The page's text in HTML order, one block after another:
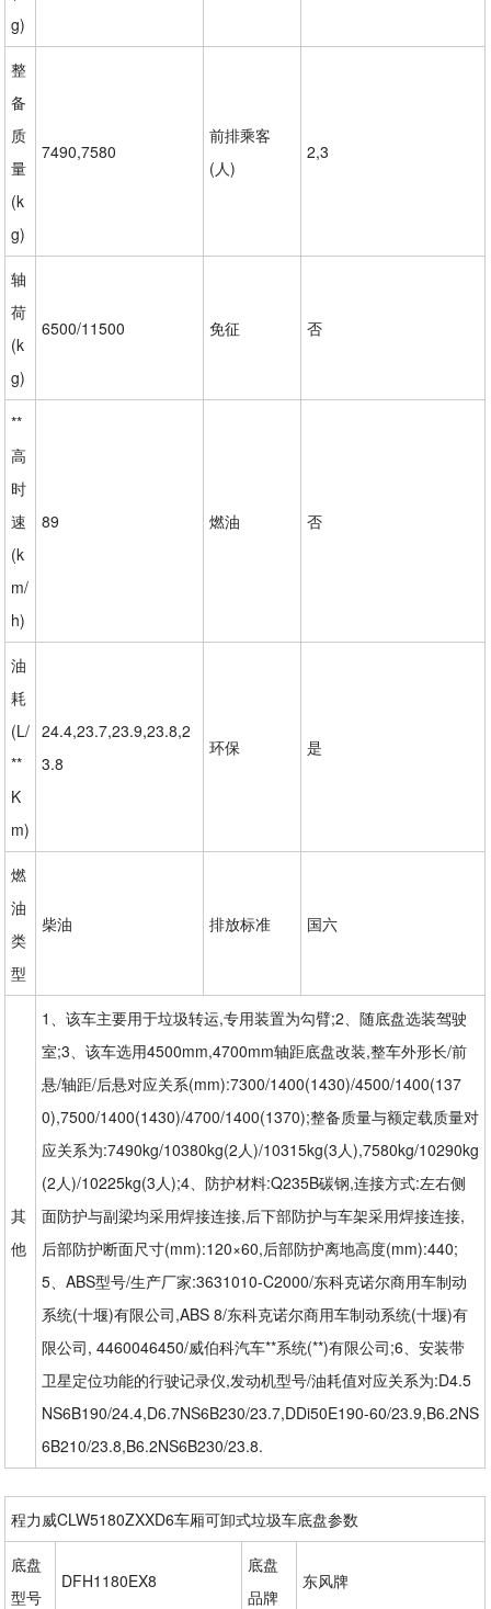
g)
整
备
质
量
(k
g)
7490,7580
前排乘客
(人)
2,3
轴
荷
(k
g)
6500/11500 免征 否
**
高
时
速
(k
m/
h)
89 燃油 否
油
耗
(L/
**
K
m)
24.4,23.7,23.9,23.8,2
3.8
环保 是
燃
油
类
型
柴油 排放标准 国六
其
他
1、该车主要用于垃圾转运,专用装置为勾臂;2、随底盘选装驾驶
室;3、该车选用4500mm,4700mm轴距底盘改装,整车外形长/前
悬/轴距/后悬对应关系(mm):7300/1400(1430)/4500/1400(137
0),7500/1400(1430)/4700/1400(1370);整备质量与额定载质量对
应关系为:7490kg/10380kg(2人)/10315kg(3人),7580kg/10290kg
(2人)/10225kg(3人);4、防护材料:Q235B碳钢,连接方式:左右侧
面防护与副梁均采用焊接连接,后下部防护与车架采用焊接连接,
后部防护断面尺寸(mm):120×60,后部防护离地高度(mm):440;
5、ABS型号/生产厂家:3631010-C2000/东科克诺尔商用车制动
系统(十堰)有限公司,ABS 8/东科克诺尔商用车制动系统(十堰)有
限公司, 4460046450/威伯科汽车**系统(**)有限公司;6、安装带
卫星定位功能的行驶记录仪,发动机型号/油耗值对应关系为:D4.5
NS6B190/24.4,D6.7NS6B230/23.7,DDi50E190-60/23.9,B6.2NS
6B210/23.8,B6.2NS6B230/23.8.
程力威CLW5180ZXXD6车厢可卸式垃圾车底盘参数
底盘
型号
DFH1180EX8
底盘
品牌
东风牌